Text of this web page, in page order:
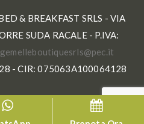
& BREAKFAST SRLS - VIA
SUDA RACALE - P.IVA:
ti.ce
p@slr
seuqi
tuobe
lleme
- CIR: 075063A100064128